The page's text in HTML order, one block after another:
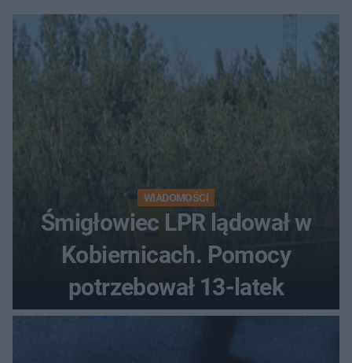
WIADOMOŚCI
Śmigłowiec LPR lądował w
Kobiernicach. Pomocy
potrzebował 13-latek